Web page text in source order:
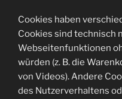
Cookies haben
Cookies sind technisch
Webseitenfunktionen
würden (z. B. die
von Videos). Andere
des Nutzerverhaltens